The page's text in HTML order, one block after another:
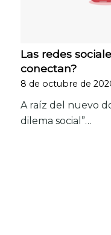
Las redes
conectan?
8 de octubre de
A raíz del nuevo
dilema social”…